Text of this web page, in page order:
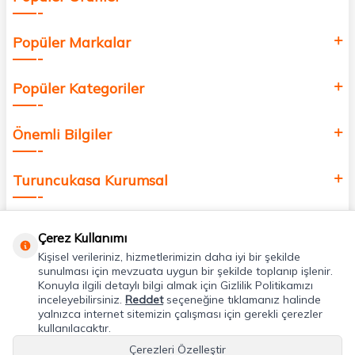
Popüler Markalar
Popüler Kategoriler
Önemli Bilgiler
Turuncukasa Kurumsal
Uygulamalarımız
Adres & İletişim
Çerez Kullanımı
Kişisel verileriniz, hizmetlerimizin daha iyi bir şekilde
sunulması için mevzuata uygun bir şekilde toplanıp işlenir.
Konuyla ilgili detaylı bilgi almak için Gizlilik Politikamızı
inceleyebilirsiniz. Reddetseçeneğine tıklamanız halinde
yalnızca internet sitemizin çalışması için gerekli çerezler
kullanılacaktır.
Çerezleri Özelleştir